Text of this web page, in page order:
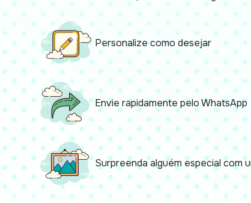
Personalize como desejar
Envie rapidamente pelo WhatsApp
Surpreenda alguém especial com